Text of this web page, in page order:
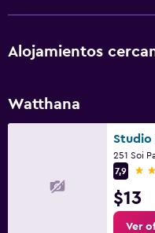
Alojamientos
Watthana
251 Soi
7,9
3
$13
Ver